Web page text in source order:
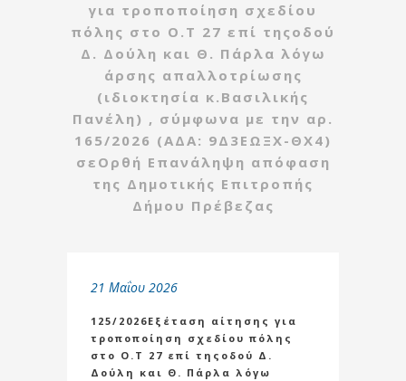
για τροποποίηση σχεδίου
πόλης στο Ο.Τ 27 επί τηςοδού
Δ. Δούλη και Θ. Πάρλα λόγω
άρσης απαλλοτρίωσης
(ιδιοκτησία κ.Βασιλικής
Πανέλη) , σύμφωνα με την αρ.
165/2026 (ΑΔΑ: 9Δ3ΕΩΞΧ-ΘΧ4)
σεΟρθή Επανάληψη απόφαση
της Δημοτικής Επιτροπής
Δήμου Πρέβεζας
21 Μαΐου 2026
125/2026Εξέταση αίτησης για
τροποποίηση σχεδίου πόλης
στο Ο.Τ 27 επί τηςοδού Δ.
Δούλη και Θ. Πάρλα λόγω